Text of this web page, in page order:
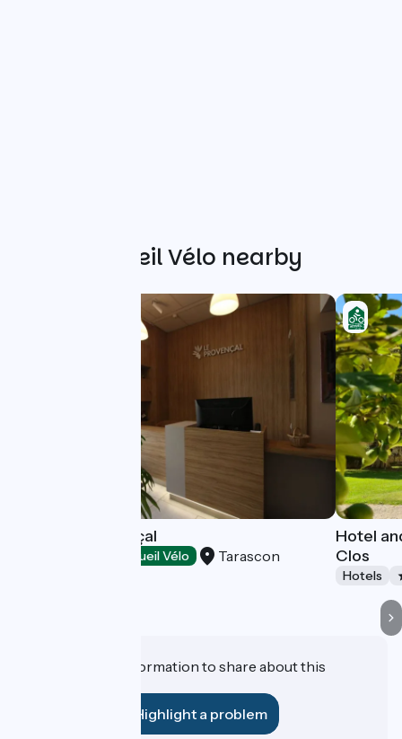
Other Accueil Vélo nearby
Hôtel Le Provençal
Accueil Vélo Tarascon
Hotel
Clos
Hotels
Do you have information to share about this
Highlight a problem